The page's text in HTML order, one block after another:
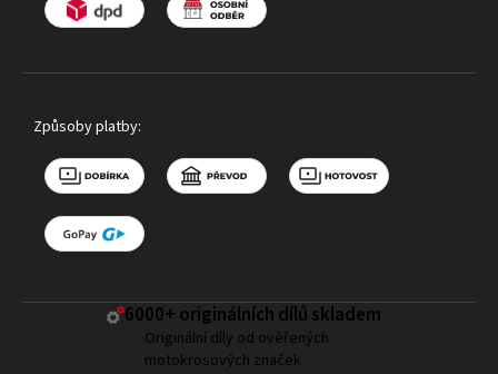
Způsoby platby:
6000+ ​originálních dílů skladem
Originální díly od ověřených
motokrosových značek